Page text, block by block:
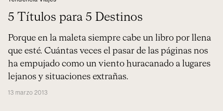
5 Títulos para 5 Destinos
Porque en la maleta siempre cabe un libro por llena
que esté. Cuántas veces el pasar de las páginas nos
ha empujado como un viento huracanado a lugares
lejanos y situaciones extrañas.
13 marzo 2013